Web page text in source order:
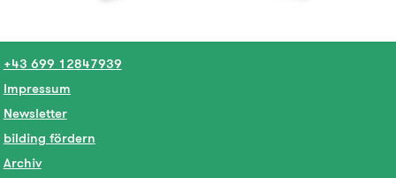
+43 699 12847939
Impressum
Newsletter
bilding fördern
Archiv